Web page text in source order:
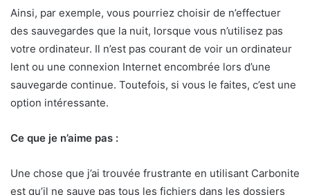
Ainsi, par exemple, vous pourriez choisir de n’effectuer
des sauvegardes que la nuit, lorsque vous n’utilisez pas
votre ordinateur. Il n’est pas courant de voir un ordinateur
lent ou une connexion Internet encombrée lors d’une
sauvegarde continue. Toutefois, si vous le faites, c’est une
option intéressante.
Ce que je n’aime pas :
Une chose que j’ai trouvée frustrante en utilisant Carbonite
est qu’il ne sauve pas tous les fichiers dans les dossiers